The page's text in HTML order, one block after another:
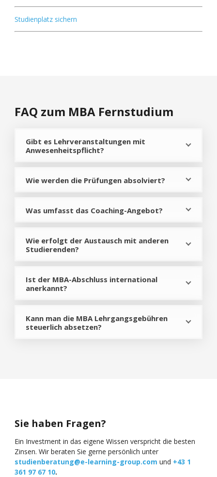
Studienplatz sichern
FAQ zum MBA Fernstudium
Gibt es Lehrveranstaltungen mit
Anwesenheitspflicht?
Wie werden die Prüfungen absolviert?
Was umfasst das Coaching-Angebot?
Wie erfolgt der Austausch mit anderen
Studierenden?
Ist der MBA-Abschluss international
anerkannt?
Kann man die MBA Lehrgangsgebühren
steuerlich absetzen?
Sie haben Fragen?
Ein Investment in das eigene Wissen verspricht die besten
Zinsen. Wir beraten Sie gerne persönlich unter
studienberatung@e-learning-group.com und +43 1
361 97 67 10.